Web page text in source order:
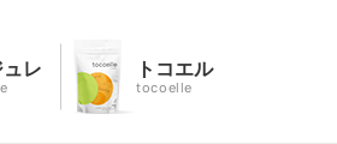
レ トコエル
tocoelle